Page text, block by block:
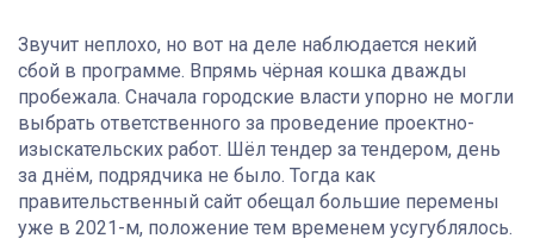
Звучит неплохо, но вот на деле наблюдается некий
сбой в программе. Впрямь чёрная кошка дважды
пробежала. Сначала городские власти упорно не могли
выбрать ответственного за проведение проектно-
изыскательских работ. Шёл тендер за тендером, день
за днём, подрядчика не было. Тогда как
правительственный сайт обещал большие перемены
уже в 2021-м, положение тем временем усугублялось.